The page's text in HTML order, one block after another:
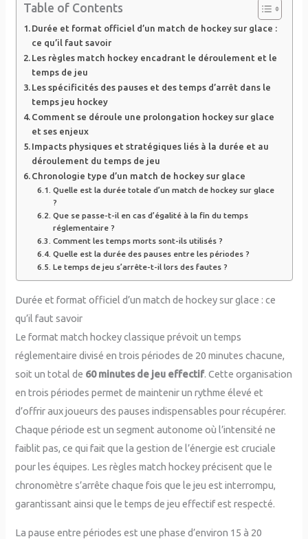
Table of Contents
Durée et format officiel d’un match de hockey sur glace :
ce qu’il faut savoir
Les règles match hockey encadrant le déroulement et le
temps de jeu
Les spécificités des pauses et des temps d’arrêt dans le
temps jeu hockey
Comment se déroule une prolongation hockey sur glace
et ses enjeux
Impacts physiques et stratégiques liés à la durée et au
déroulement du temps de jeu
Chronologie type d’un match de hockey sur glace
Quelle est la durée totale d’un match de hockey sur glace
?
Que se passe-t-il en cas d’égalité à la fin du temps
réglementaire ?
Comment les temps morts sont-ils utilisés ?
Quelle est la durée des pauses entre les périodes ?
Le temps de jeu s’arrête-t-il lors des fautes ?
Durée et format officiel d’un match de hockey sur glace : ce
qu’il faut savoir
Le format match hockey classique prévoit un temps
réglementaire divisé en trois périodes de 20 minutes chacune,
soit un total de 60 minutes de jeu effectif. Cette organisation
en trois périodes permet de maintenir un rythme élevé et
d’offrir aux joueurs des pauses indispensables pour récupérer.
Chaque période est un segment autonome où l’intensité ne
faiblit pas, ce qui fait que la gestion de l’énergie est cruciale
pour les équipes. Les règles match hockey précisent que le
chronomètre s’arrête chaque fois que le jeu est interrompu,
garantissant ainsi que le temps de jeu effectif est respecté.
La pause entre périodes est une phase d’environ 15 à 20